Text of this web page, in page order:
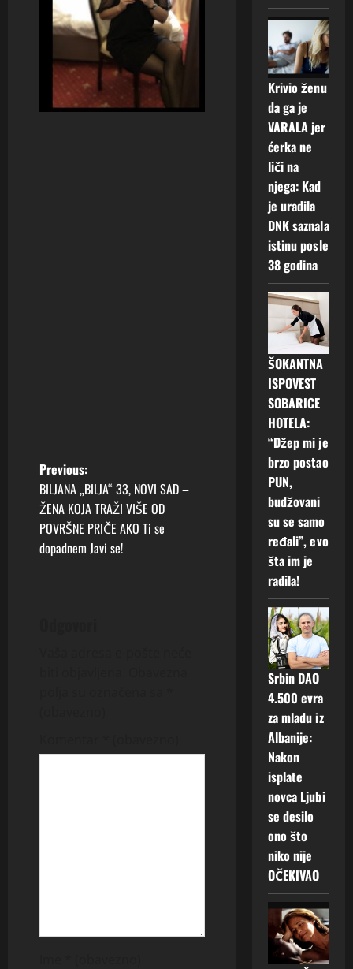
P
o
s
Previous:
BILJANA „BILJA“ 33, NOVI SAD –
ŽENA KOJA TRAŽI VIŠE OD
POVRŠNE PRIČE AKO Ti se
dopadnem Javi se!
Krivio ženu
da ga je
VARALA jer
ćerka ne
liči na
njega: Kad
je uradila
DNK saznala
istinu posle
38 godina
ŠOKANTNA
ISPOVEST
SOBARICE
HOTELA:
“Džep mi je
brzo postao
PUN,
budžovani
su se samo
ređali”, evo
šta im je
radila!
Srbin DAO
4.500 evra
za mladu iz
Albanije:
Nakon
isplate
novca Ljubi
se desilo
ono što
niko nije
OČEKIVAO